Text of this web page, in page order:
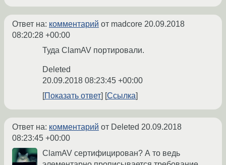
Ответ на: комментарий от madcore 20.09.2018
08:20:28 +00:00
Туда ClamAV портировали.
Deleted
20.09.2018 08:23:45 +00:00
Показать ответ
Ссылка
Ответ на: комментарий от Deleted 20.09.2018
08:23:45 +00:00
ClamAV сертифицирован? А то ведь